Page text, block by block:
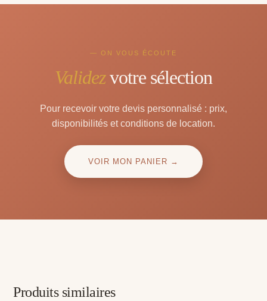
— ON VOUS ÉCOUTE
Validezvotre sélection
Pour recevoir votre devis personnalisé : prix,
disponibilités et conditions de location.
VOIR MON PANIER →
Produits similaires